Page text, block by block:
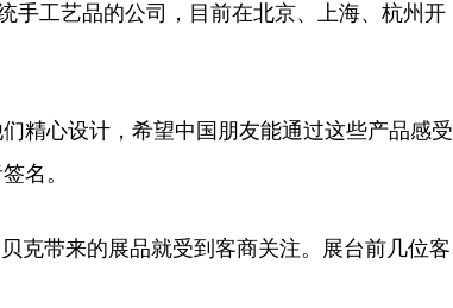
工艺品的公司，目前在北京、上海、杭州开
心设计，希望中国朋友能通过这些产品感受
名。
带来的展品就受到客商关注。展台前几位客